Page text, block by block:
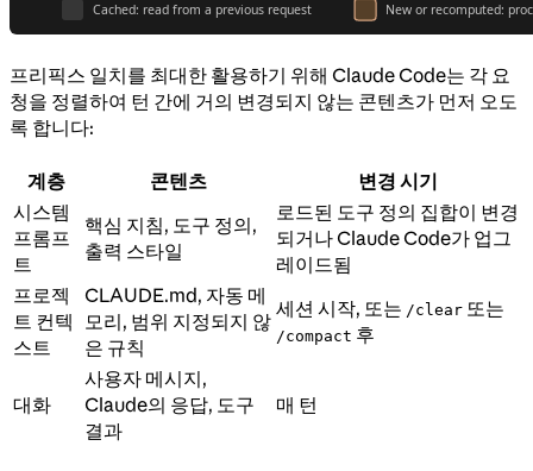
프리픽스 일치를 최대한 활용하기 위해 Claude Code는 각 요
청을 정렬하여 턴 간에 거의 변경되지 않는 콘텐츠가 먼저 오도
록 합니다:
계층 콘텐츠
변경 시기
시스템
프롬프
트
핵심 지침, 도구 정의,
출력 스타일
로드된 도구 정의 집합이 변경
되거나 Claude Code가 업그
레이드됨
프로젝
트 컨텍
스트
CLAUDE.md, 자동 메
모리, 범위 지정되지 않
은 규칙
세션 시작, 또는 /clear 또는
/compact 후
대화
사용자 메시지,
Claude의 응답, 도구
결과
매 턴